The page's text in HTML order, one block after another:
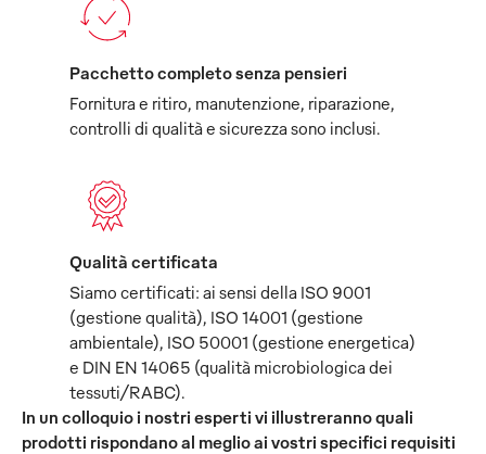
Pacchetto completo senza pensieri
Fornitura e ritiro, manutenzione, riparazione,
controlli di qualità e sicurezza sono inclusi.
Qualità certificata
Siamo certificati: ai sensi della ISO 9001
(gestione qualità), ISO 14001 (gestione
ambientale), ISO 50001 (gestione energetica)
e DIN EN 14065 (qualità microbiologica dei
tessuti/RABC).
In un colloquio i nostri esperti vi illustreranno quali
prodotti rispondano al meglio ai vostri specifici requisiti